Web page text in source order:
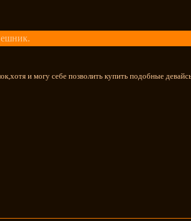
и могу себе позволить купить подобные